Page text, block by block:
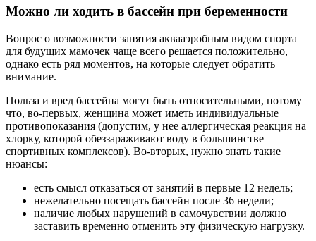
Можно ли ходить в бассейн при беременности
Вопрос о возможности занятия аквааэробным видом спорта
для будущих мамочек чаще всего решается положительно,
однако есть ряд моментов, на которые следует обратить
внимание.
Польза и вред бассейна могут быть относительными, потому
что, во-первых, женщина может иметь индивидуальные
противопоказания (допустим, у нее аллергическая реакция на
хлорку, которой обеззараживают воду в большинстве
спортивных комплексов). Во-вторых, нужно знать такие
нюансы:
есть смысл отказаться от занятий в первые 12 недель;
нежелательно посещать бассейн после 36 недели;
наличие любых нарушений в самочувствии должно
заставить временно отменить эту физическую нагрузку.